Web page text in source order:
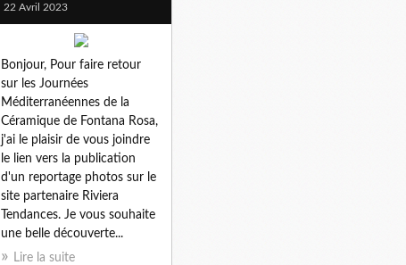
22 Avril 2023
Bonjour, Pour faire retour
sur les Journées
Méditerranéennes de la
Céramique de Fontana Rosa,
j'ai le plaisir de vous joindre
le lien vers la publication
d'un reportage photos sur le
site partenaire Riviera
Tendances. Je vous souhaite
une belle découverte...
Lire la suite